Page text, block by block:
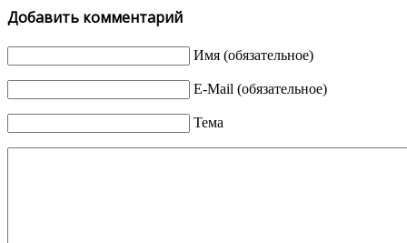
Добавить комментарий
Имя (обязательное)
E-Mail (обязательное)
Тема